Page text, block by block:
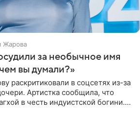
Жарова
за необычное имя
вы думали?»
раскритиковали в соцсетях из-за
Артистка сообщила, что
в честь индуистской богини.